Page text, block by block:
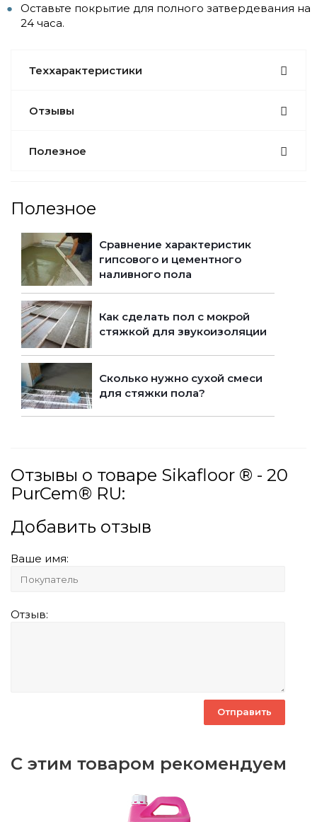
Оставьте покрытие для полного затвердевания на
24 часа.
Теххарактеристики
Отзывы
Полезное
Полезное
Сравнение характеристик
гипсового и цементного
наливного пола
Как сделать пол с мокрой
стяжкой для звукоизоляции
Сколько нужно сухой смеси
для стяжки пола?
Отзывы о товаре Sikafloor ® - 20
PurCem® RU:
Добавить отзыв
Ваше имя:
Отзыв:
С этим товаром рекомендуем